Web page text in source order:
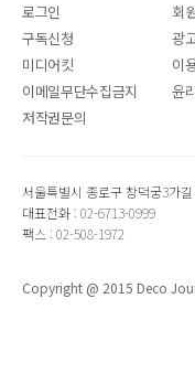
로그인 회
구독신청
광
미디어킷
이
이메일무단수집금지
윤
저작권문의
서울특별시 종로구 창덕궁3가
대표전화 : 02-6713-0999
팩스 : 02-508-1972
Copyright @ 2015 Deco